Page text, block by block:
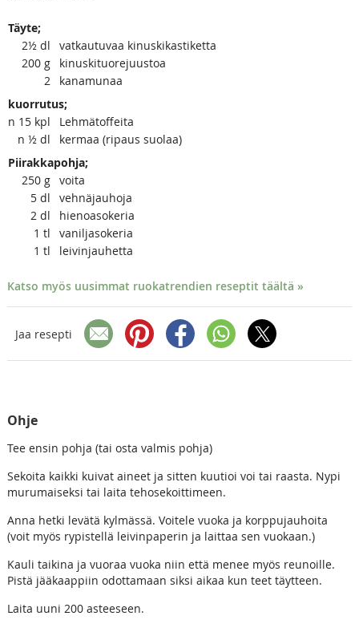
Täyte;
2½ dl
vatkautuvaa kinuskikastiketta
200 g
kinuskituorejuustoa
2
kanamunaa
kuorrutus;
n 15 kpl
Lehmätoffeita
n ½ dl
kermaa (ripaus suolaa)
Piirakkapohja;
250 g voita
5 dl
vehnäjauhoja
2 dl
hienoasokeria
1 tl
vaniljasokeria
1 tl leivinjauhetta
Katso myös uusimmat ruokatrendien reseptit täältä »
Jaa resepti
Ohje
Tee ensin pohja (tai osta valmis pohja)
Sekoita kaikki kuivat aineet ja sitten kuutioi voi tai raasta. Nypi
murumaiseksi tai laita tehosekoittimeen.
Anna hetki levätä kylmässä. Voitele vuoka ja korppujauhoita
(voit myös rypistellä leivinpaperin ja laittaa sen vuokaan.)
Kauli taikina ja vuoraa vuoka niin että menee myös reunoille.
Pistä jääkaappiin odottamaan siksi aikaa kun teet täytteen.
Laita uuni 200 asteeseen.